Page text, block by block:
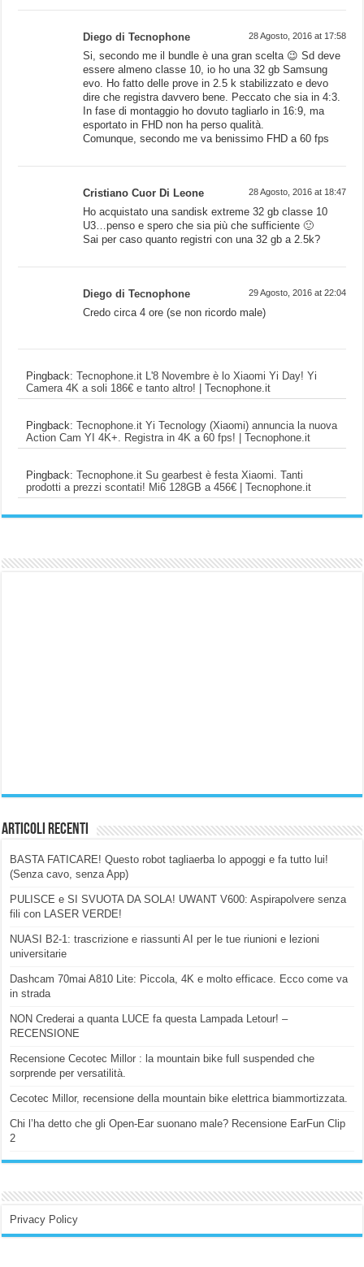
Diego di Tecnophone 28 Agosto, 2016 at 17:58
Si, secondo me il bundle è una gran scelta 😉 Sd deve
essere almeno classe 10, io ho una 32 gb Samsung
evo. Ho fatto delle prove in 2.5 k stabilizzato e devo
dire che registra davvero bene. Peccato che sia in 4:3.
In fase di montaggio ho dovuto tagliarlo in 16:9, ma
esportato in FHD non ha perso qualità.
Comunque, secondo me va benissimo FHD a 60 fps
Cristiano Cuor Di Leone 28 Agosto, 2016 at 18:47
Ho acquistato una sandisk extreme 32 gb classe 10
U3…penso e spero che sia più che sufficiente 🙂
Sai per caso quanto registri con una 32 gb a 2.5k?
Diego di Tecnophone 29 Agosto, 2016 at 22:04
Credo circa 4 ore (se non ricordo male)
Pingback:Tecnophone.it L'8 Novembre è lo Xiaomi Yi Day! Yi
Camera 4K a soli 186€ e tanto altro! | Tecnophone.it
Pingback:Tecnophone.it Yi Tecnology (Xiaomi) annuncia la nuova
Action Cam YI 4K+. Registra in 4K a 60 fps! | Tecnophone.it
Pingback:Tecnophone.it Su gearbest è festa Xiaomi. Tanti
prodotti a prezzi scontati! Mi6 128GB a 456€ | Tecnophone.it
Articoli Recenti
BASTA FATICARE! Questo robot tagliaerba lo appoggi e fa tutto lui!
(Senza cavo, senza App)
PULISCE e SI SVUOTA DA SOLA! UWANT V600: Aspirapolvere senza
fili con LASER VERDE!
NUASI B2-1: trascrizione e riassunti AI per le tue riunioni e lezioni
universitarie
Dashcam 70mai A810 Lite: Piccola, 4K e molto efficace. Ecco come va
in strada
NON Crederai a quanta LUCE fa questa Lampada Letour! –
RECENSIONE
Recensione Cecotec Millor : la mountain bike full suspended che
sorprende per versatilità.
Cecotec Millor, recensione della mountain bike elettrica biammortizzata.
Chi l’ha detto che gli Open-Ear suonano male? Recensione EarFun Clip
2
Privacy Policy